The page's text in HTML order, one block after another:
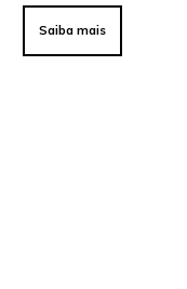
Saiba mais